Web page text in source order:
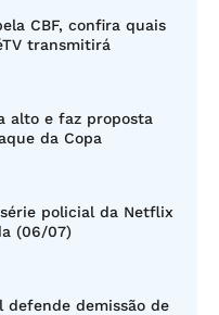
CBF, confira quais
transmitirá
alto e faz proposta
da Copa
policial da Netflix
(06/07)
defende demissão de